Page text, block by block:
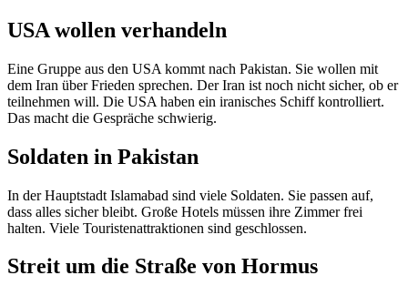
USA wollen verhandeln
Eine Gruppe aus den USA kommt nach Pakistan. Sie wollen mit
dem Iran über Frieden sprechen. Der Iran ist noch nicht sicher, ob er
teilnehmen will. Die USA haben ein iranisches Schiff kontrolliert.
Das macht die Gespräche schwierig.
Soldaten in Pakistan
In der Hauptstadt Islamabad sind viele Soldaten. Sie passen auf,
dass alles sicher bleibt. Große Hotels müssen ihre Zimmer frei
halten. Viele Touristenattraktionen sind geschlossen.
Streit um die Straße von Hormus